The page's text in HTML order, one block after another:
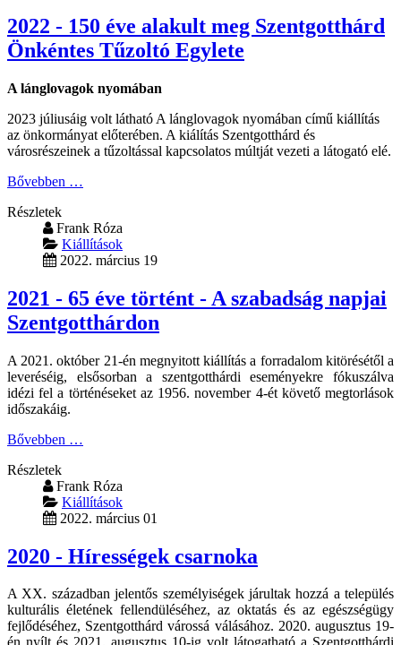
2022 - 150 éve alakult meg Szentgotthárd
Önkéntes Tűzoltó Egylete
A lánglovagok nyomában
2023 júliusáig volt látható A lánglovagok nyomában című kiállítás
az önkormányat előterében. A kiálítás Szentgotthárd és
városrészeinek a tűzoltással kapcsolatos múltját vezeti a látogató elé.
Bővebben …
Részletek
Frank Róza
Kiállítások
2022. március 19
2021 - 65 éve történt - A szabadság napjai
Szentgotthárdon
A 2021. október 21-én megnyitott kiállítás a forradalom kitörésétől a
leveréséig, elsősorban a szentgotthárdi eseményekre fókuszálva
idézi fel a történéseket az 1956. november 4-ét követő megtorlások
időszakáig.
Bővebben …
Részletek
Frank Róza
Kiállítások
2022. március 01
2020 - Hírességek csarnoka
A XX. században jelentős személyiségek járultak hozzá a település
kulturális életének fellendüléséhez, az oktatás és az egészségügy
fejlődéséhez, Szentgotthárd várossá válásához. 2020. augusztus 19-